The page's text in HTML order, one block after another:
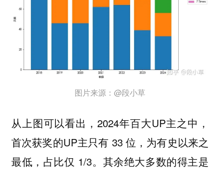
图片来源：@段小草
从上图可以看出，2024年百大UP主之中，
首次获奖的UP主只有 33 位，为有史以来之
最低，占比仅 1/3。其余绝大多数的得主是